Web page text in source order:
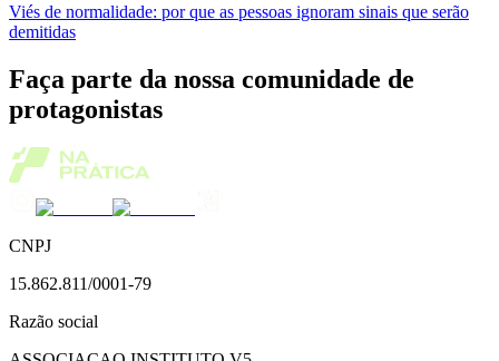
Viés de normalidade: por que as pessoas ignoram sinais que serão
demitidas
Faça parte da nossa comunidade de
protagonistas
CNPJ
15.862.811/0001-79
Razão social